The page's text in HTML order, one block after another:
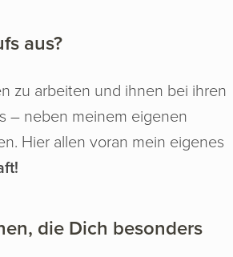
aus?
zu arbeiten und ihnen bei ihren
– neben meinem eigenen
Hier allen voran mein eigenes
die Dich besonders